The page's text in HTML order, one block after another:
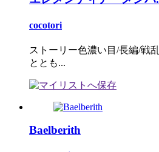
cocotori
ストーリー色濃い目/長編/戦
ととも...
Baelberith